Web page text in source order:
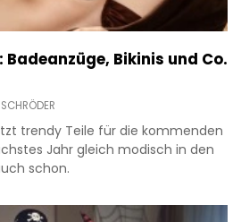
Bikinis und Co.
trendy Teile für die kommenden
Jahr gleich modisch in den
schon.